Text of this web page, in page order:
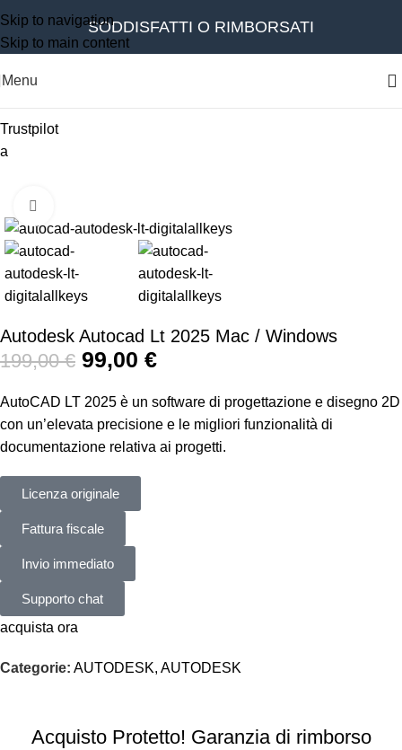
Skip to navigation
Skip to main content
SODDISFATTI O RIMBORSATI
Menu
Trustpilot
a
Autodesk Autocad Lt 2025 Mac / Windows
199,00€ 99,00 €
AutoCAD LT 2025 è un software di progettazione e disegno 2D
con un’elevata precisione e le migliori funzionalità di
documentazione relativa ai progetti.
Licenza originale
Fattura fiscale
Invio immediato
Supporto chat
acquista ora
Categorie: AUTODESK, AUTODESK
Acquisto Protetto! Garanzia di rimborso